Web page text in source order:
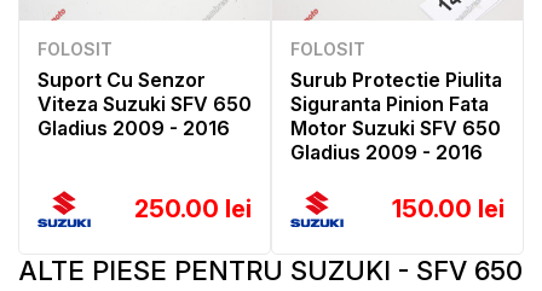
FOLOSIT
Suport Cu Senzor
Viteza Suzuki SFV 650
Gladius 2009 - 2016
250.00 lei
FOLOSIT
Surub Protectie Piulita
Siguranta Pinion Fata
Motor Suzuki SFV 650
Gladius 2009 - 2016
150.00 lei
ALTE PIESE PENTRU SUZUKI - SFV 650